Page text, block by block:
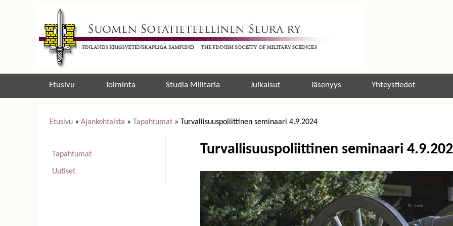
Etusivu » Ajankohtaista » Tapahtumat » Turvallisuuspoliittinen seminaari 4.9.2024
Tapahtumat
Uutiset
Turvallisuuspoliittinen seminaari
Etusivu Toiminta Studia Militaria Julkaisut Jäsenyys Yhteystiedot